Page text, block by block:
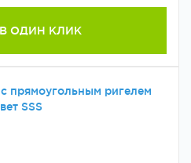
ОДИН КЛИК
прямоугольным ригелем
SSS